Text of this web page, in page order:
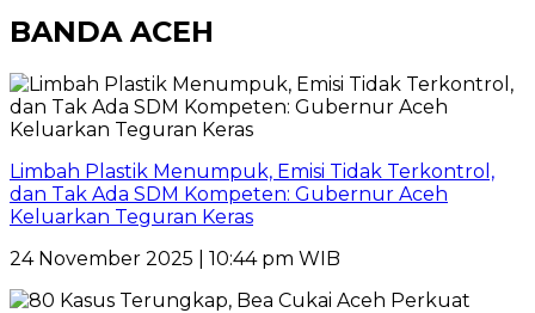
BANDA ACEH
Limbah Plastik Menumpuk, Emisi Tidak Terkontrol,
dan Tak Ada SDM Kompeten: Gubernur Aceh
Keluarkan Teguran Keras
24 November 2025 | 10:44 pm WIB